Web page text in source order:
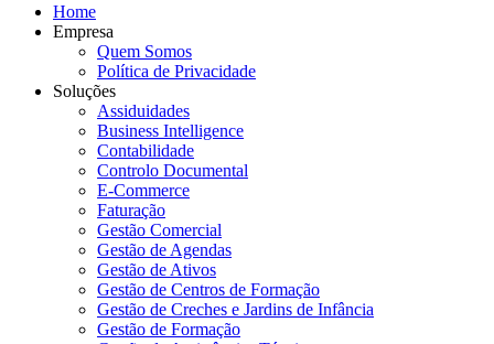
Home
Empresa
Quem Somos
Política de Privacidade
Soluções
Assiduidades
Business Intelligence
Contabilidade
Controlo Documental
E-Commerce
Faturação
Gestão Comercial
Gestão de Agendas
Gestão de Ativos
Gestão de Centros de Formação
Gestão de Creches e Jardins de Infância
Gestão de Formação